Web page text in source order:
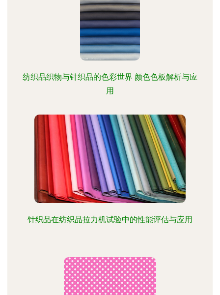
纺织品织物与针织品的色彩世界 颜色色板解析与应
用
针织品在纺织品拉力机试验中的性能评估与应用